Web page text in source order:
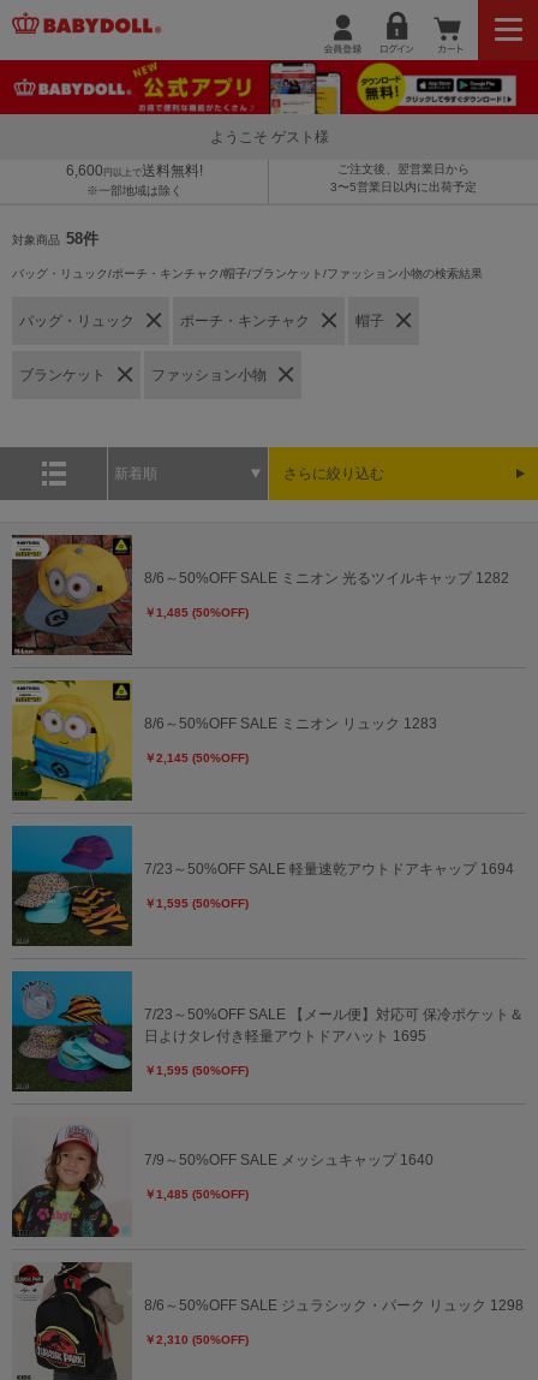
ようこそ ゲスト様
6,600 円以上で送料無料!
※一部地域は除く
ご注文後、翌営業日から
3〜5営業日以内に出荷予定
対象商品 58件
バッグ・リュック/ポーチ・キンチャク/帽子/ブランケット/ファッション小物の検索結果
バッグ・リュック ポーチ・キンチャク 帽子
ブランケット ファッション小物
新着順 さらに絞り込む
8/6～50%OFF SALE ミニオン 光るツイルキャップ 1282
￥1,485 (50%OFF)
8/6～50%OFF SALE ミニオン リュック 1283
￥2,145 (50%OFF)
7/23～50%OFF SALE 軽量速乾アウトドアキャップ 1694
￥1,595 (50%OFF)
7/23～50%OFF SALE 【メール便】対応可 保冷ポケット＆
日よけタレ付き軽量アウトドアハット 1695
￥1,595 (50%OFF)
7/9～50%OFF SALE メッシュキャップ 1640
￥1,485 (50%OFF)
8/6～50%OFF SALE ジュラシック・パーク リュック 1298
￥2,310 (50%OFF)